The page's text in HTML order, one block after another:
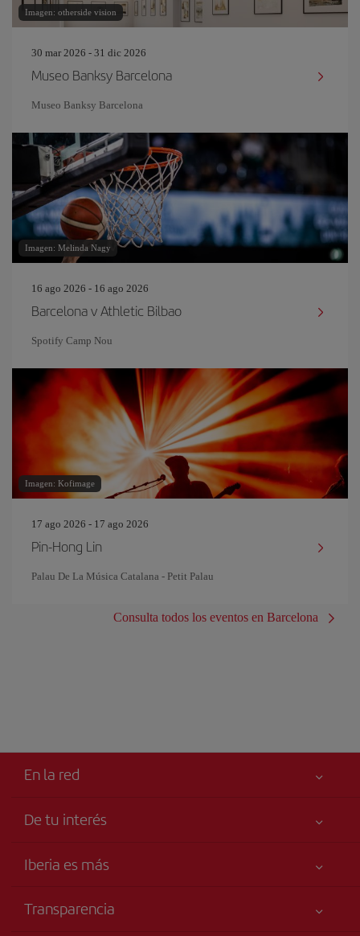
Imagen: otherside vision
30 mar 2026 - 31 dic 2026
Museo Banksy Barcelona
Museo Banksy Barcelona
Imagen: Melinda Nagy
16 ago 2026 - 16 ago 2026
Barcelona v Athletic Bilbao
Spotify Camp Nou
Imagen: Kofimage
17 ago 2026 - 17 ago 2026
Pin‐Hong Lin
Palau De La Música Catalana - Petit Palau
Consulta todos los eventos en Barcelona
En la red
De tu interés
Accesibilidad
Iberia es más
Grupo Iberia
Transparencia